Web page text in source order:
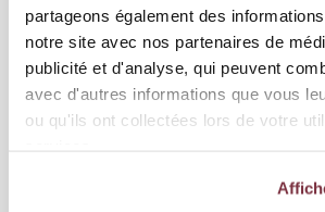
partageons également des
notre site avec nos partenaires de
publicité et d'analyse, qui peuvent
avec d'autres informations que vous
ou qu'ils ont collectées lors de votre